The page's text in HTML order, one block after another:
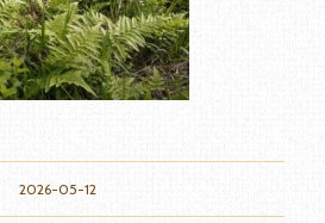
2026-05-12